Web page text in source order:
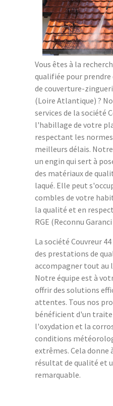
Vous êtes à la
qualifiée pour prendre
de couverture-
(Loire Atlantique) ?
services de la société
l'habillage de votre
respectant les
meilleurs délais.
un engin qui sert à
des matériaux de
laqué. Elle peut
combles de votre
la qualité et en
RGE (Reconnu
La société Couvreur
des prestations de
accompagner tout au
Notre équipe est à
offrir des solutions
attentes. Tous nos
bénéficient d'un
l'oxydation et la
conditions
extrêmes. Cela donne
résultat de qualité et
remarquable.